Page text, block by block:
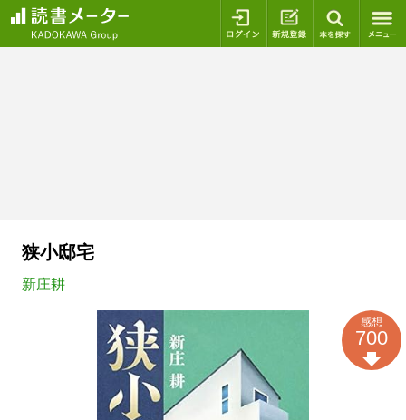
ログイン 新規登録
狭小邸宅
新庄耕
感想
700